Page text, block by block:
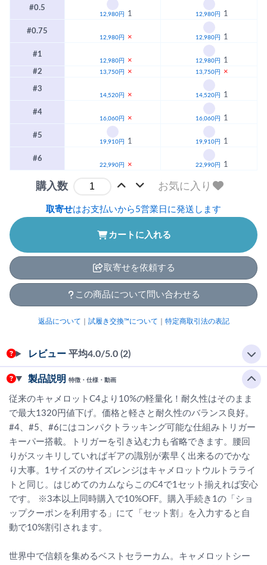
#0.5
12,980円 1 12,980円 1
#0.75
12,980円 × 12,980円 1
#1
12,980円 × 12,980円
1
#2
13,750円 × 13,750円 ×
#3
14,520円 × 14,520円 1
#4
16,060円 × 16,060円 1
#5
19,910円 1 19,910円 1
#6
22,990円 × 22,990円 1
購入数 お気に入り
取寄せはお支払いから5営業日に発送します
カートに入れる
取寄せを依頼する
この商品について問い合わせる
返品について 試履き交換™について 特定商取引法の表記
レビュー 平均4.0/5.0 (2)
製品説明 特徴・仕様・動画
従来のキャメロットC4より10%の軽量化！耐久性はそのまま
で最大1320円値下げ。価格と軽さと耐久性のバランス良好。
#4、#5、#6にはコンパクトラッキング可能な仕組みトリガー
キーパー搭載。トリガーを引き込む力も省略できます。腰回
りがスッキリしていればギアの識別が素早く出来るのでかな
り大事。1サイズのサイズレンジはキャメロットウルトラライ
トと同じ。はじめてのカムならこのC4で1セット揃えれば安心
です。 ※3本以上同時購入で10%OFF。購入手続き1の「ショ
ップクーポンを利用する」にて「セット割」を入力すると自
動で10%割引されます。
世界中で信頼を集めるベストセラーカム。キャメロットシー